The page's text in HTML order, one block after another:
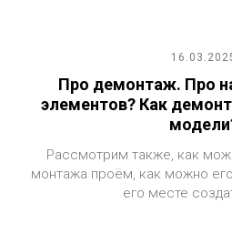
Про демонтаж. Про
элементов? Как
Рассмотрим также, как
монтажа проём, как можно
его месте